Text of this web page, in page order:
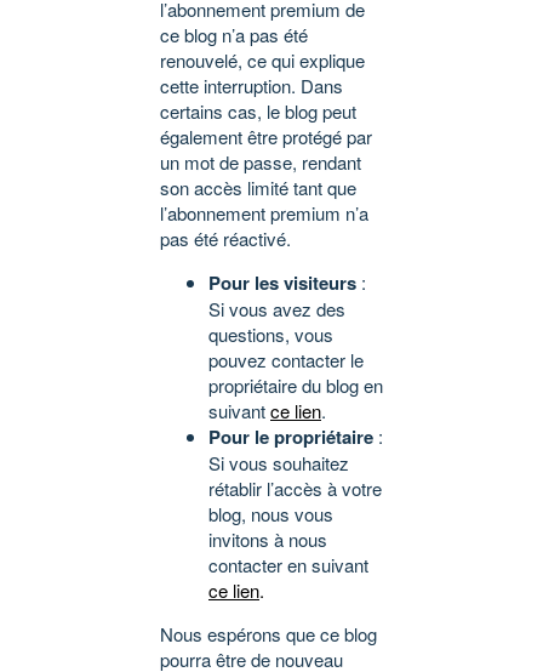
l’abonnement premium de
ce blog n’a pas été
renouvelé, ce qui explique
cette interruption. Dans
certains cas, le blog peut
également être protégé par
un mot de passe, rendant
son accès limité tant que
l’abonnement premium n’a
pas été réactivé.
Pour les visiteurs :
Si vous avez des
questions, vous
pouvez contacter le
propriétaire du blog en
suivantce lien.
Pour le propriétaire :
Si vous souhaitez
rétablir l’accès à votre
blog, nous vous
invitons à nous
contacter en suivant
ce lien.
Nous espérons que ce blog
pourra être de nouveau